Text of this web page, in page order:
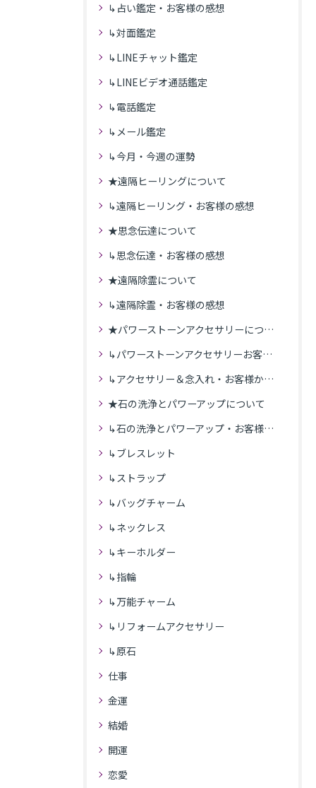
↳占い鑑定・お客様の感想
↳対面鑑定
↳LINEチャット鑑定
↳LINEビデオ通話鑑定
↳電話鑑定
↳メール鑑定
↳今月・今週の運勢
★遠隔ヒーリングについて
↳遠隔ヒーリング・お客様の感想
★思念伝達について
↳思念伝達・お客様の感想
★遠隔除霊について
↳遠隔除霊・お客様の感想
★パワーストーンアクセサリーについて
↳パワーストーンアクセサリーお客様の発送商品一覧
↳アクセサリー＆念入れ・お客様からの感想
★石の洗浄とパワーアップについて
↳石の洗浄とパワーアップ・お客様の感想
↳ブレスレット
↳ストラップ
↳バッグチャーム
↳ネックレス
↳キーホルダー
↳指輪
↳万能チャーム
↳リフォームアクセサリー
↳原石
仕事
金運
結婚
開運
恋愛